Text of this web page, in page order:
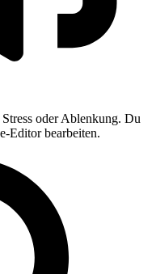
oder Ablenkung. Du
Editor bearbeiten.